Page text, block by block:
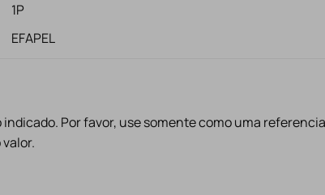
1P
EFAPEL
Por favor, use somente como uma